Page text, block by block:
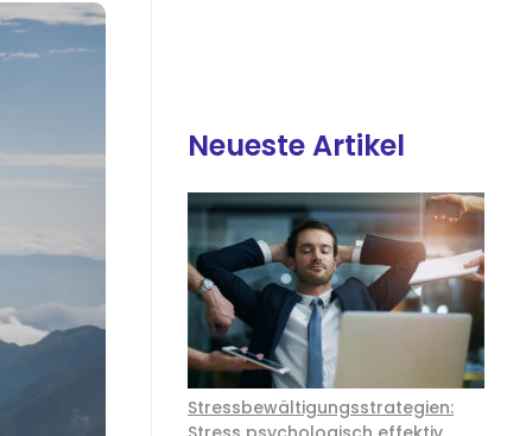
Neueste Artikel
Stressbewältigungsstrategien: